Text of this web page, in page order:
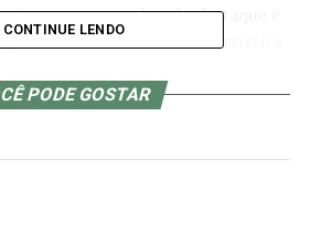
que vem ganhando destaque é
mostra a versatilidade artística
com empoderamento
Glaucia Mel tem planos de
CONTINUE LENDO
PODE GOSTAR